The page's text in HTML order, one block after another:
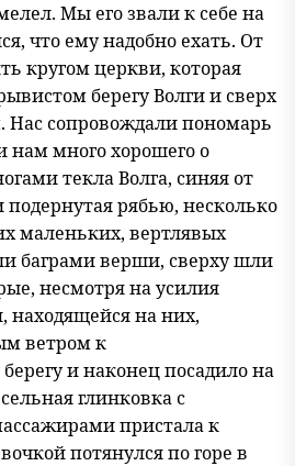
Мы его звали к себе на
что ему надобно ехать. От
кругом церкви, которая
берегу Волги и сверх
Нас сопровождали пономарь
нам много хорошего о
текла Волга, синяя от
рябью, несколько
маленьких, вертлявых
баграми верши, сверху шли
несмотря на усилия
находящейся на них,
ветром к
и наконец посадило на
глинковка с
пристала к
потянулся по горе в